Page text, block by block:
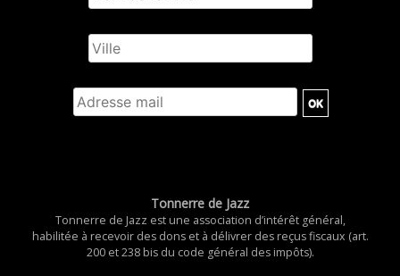
Tonnerre de Jazz
Tonnerre de Jazz est une association d’intérêt général,
habilitée à recevoir des dons et à délivrer des reçus fiscaux (art.
200 et 238 bis du code général des impôts).